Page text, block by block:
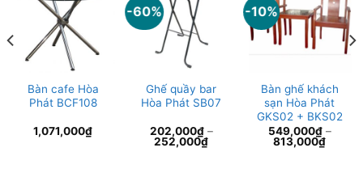
Bàn cafe Hòa
Phát BCF108
1,071,000₫
-60%
Ghế quầy bar
Hòa Phát SB07
202,000₫–
252,000₫
-10%
Bàn ghế khách
sạn Hòa Phát
GKS02 + BKS02
549,000₫–
813,000₫